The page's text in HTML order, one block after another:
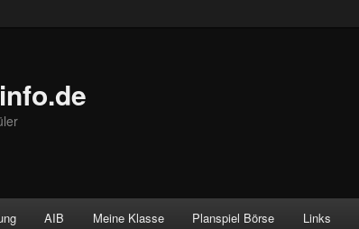
AIB Meine Klasse Planspiel Börse Links